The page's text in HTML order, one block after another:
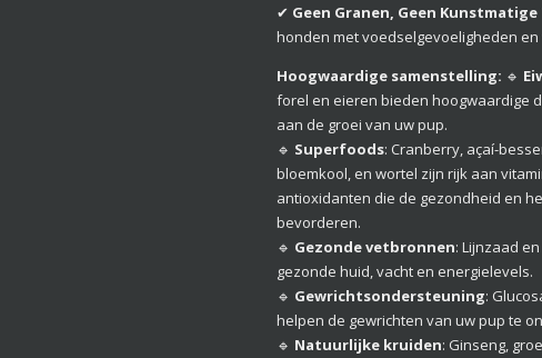
✔ Geen Granen, Geen
honden met voedselgevoeligheden
Hoogwaardige samenstelling: 🔹
forel en eieren bieden hoogwaardige
aan de groei van uw pup.
🔹 Superfoods: Cranberry, açaí-
bloemkool, en wortel zijn rijk aan
antioxidanten die de gezondheid en
bevorderen.
🔹 Gezonde vetbronnen: Lijnzaad
gezonde huid, vacht en energielevels.
🔹 Gewrichtsondersteuning:
helpen de gewrichten van uw pup te
🔹 Natuurlijke kruiden: Ginseng,